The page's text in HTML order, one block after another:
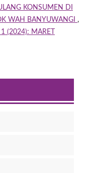
KONSUMEN DI
WAH BANYUWANGI ,
(2024): MARET